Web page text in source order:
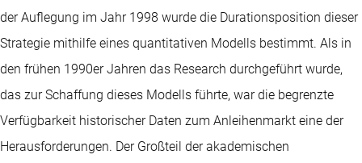
der Auflegung im Jahr 1998 wurde die Durationsposition dieser
Strategie mithilfe eines quantitativen Modells bestimmt. Als in
den frühen 1990er Jahren das Research durchgeführt wurde,
das zur Schaffung dieses Modells führte, war die begrenzte
Verfügbarkeit historischer Daten zum Anleihenmarkt eine der
Herausforderungen. Der Großteil der akademischen